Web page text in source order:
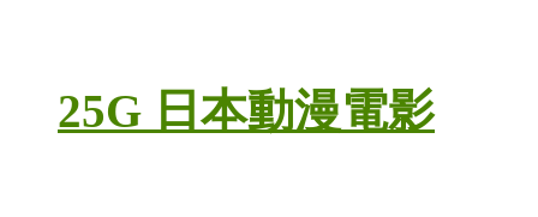
25G 日本動漫電影